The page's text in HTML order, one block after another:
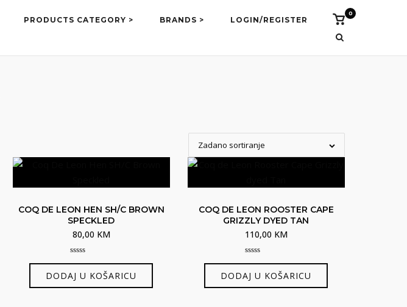
PRODUCTS CATEGORY > BRANDS > LOGIN/REGISTER
Vidi
0
Zadano sortiranje
COQ DE LEON HEN SH/C BROWN
SPECKLED
80,00 KM
0
of
5
DODAJ U KOŠARICU
COQ DE LEON ROOSTER CAPE
GRIZZLY DYED TAN
110,00 KM
0
of
5
DODAJ U KOŠARICU